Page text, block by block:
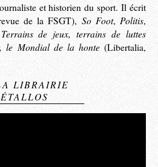
et historien du sport. Il écrit
de la FSGT), So Foot, Politis,
Terrains de jeux, terrains de luttes
le Mondial de la honte(Libertalia,
LIBRAIRIE